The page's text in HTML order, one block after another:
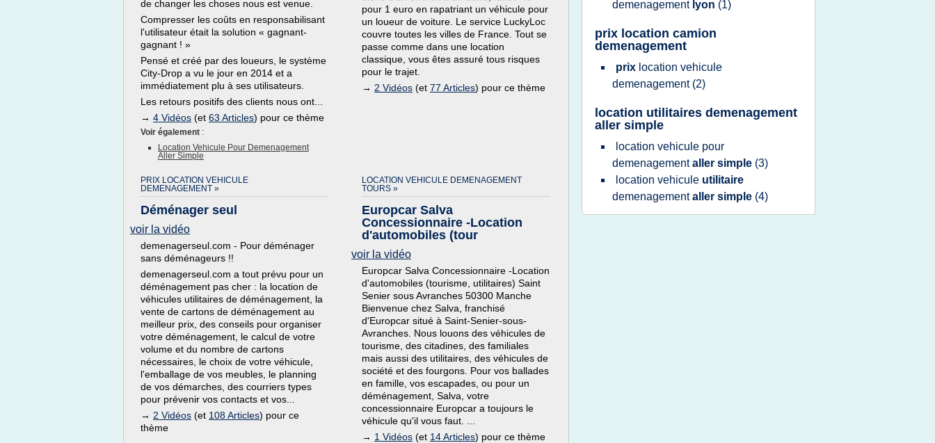
de changer les choses nous est venue.
Compresser les coûts en responsabilisant
l'utilisateur était la solution « gagnant-
gagnant ! »
Pensé et créé par des loueurs, le système
City-Drop a vu le jour en 2014 et a
immédiatement plu à ses utilisateurs.
Les retours positifs des clients nous ont...
→ 4 Vidéos (et 63 Articles) pour ce thème
Voir également :
Location Vehicule Pour Demenagement
Aller Simple
pour 1 euro en rapatriant un véhicule pour
un loueur de voiture. Le service LuckyLoc
couvre toutes les villes de France. Tout se
passe comme dans une location
classique, vous êtes assuré tous risques
pour le trajet.
→ 2 Vidéos (et 77 Articles) pour ce thème
PRIX LOCATION VEHICULE
DEMENAGEMENT »
Déménager seul
voir la vidéo
demenagerseul.com - Pour déménager
sans déménageurs !!
demenagerseul.com a tout prévu pour un
déménagement pas cher : la location de
véhicules utilitaires de déménagement, la
vente de cartons de déménagement au
meilleur prix, des conseils pour organiser
votre déménagement, le calcul de votre
volume et du nombre de cartons
nécessaires, le choix de votre véhicule,
l'emballage de vos meubles, le planning
de vos démarches, des courriers types
pour prévenir vos contacts et vos...
→ 2 Vidéos (et 108 Articles) pour ce
thème
LOCATION VEHICULE DEMENAGEMENT
TOURS »
Europcar Salva
Concessionnaire -Location
d'automobiles (tour
voir la vidéo
Europcar Salva Concessionnaire -Location
d'automobiles (tourisme, utilitaires) Saint
Senier sous Avranches 50300 Manche
Bienvenue chez Salva, franchisé
d'Europcar situé à Saint-Senier-sous-
Avranches. Nous louons des véhicules de
tourisme, des citadines, des familiales
mais aussi des utilitaires, des véhicules de
société et des fourgons. Pour vos ballades
en famille, vos escapades, ou pour un
déménagement, Salva, votre
concessionnaire Europcar a toujours le
véhicule qu'il vous faut. ...
→ 1 Vidéos (et 14 Articles) pour ce thème
demenagement lyon (1)
prix location camion
demenagement
prix location vehicule
demenagement (2)
location utilitaires demenagement
aller simple
location vehicule pour
demenagementaller simple (3)
location vehicule utilitaire
demenagementaller simple (4)